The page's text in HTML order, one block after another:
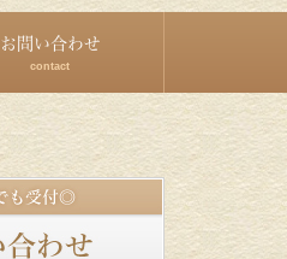
お問い合わせ
contact